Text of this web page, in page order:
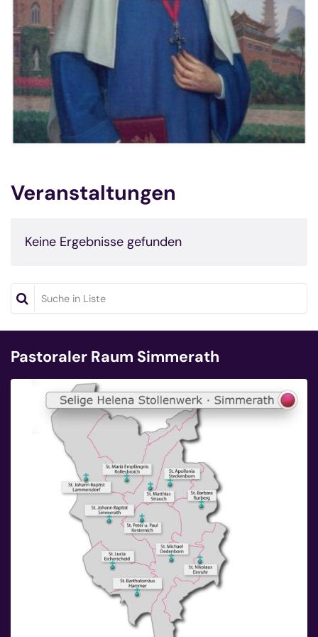
Veranstaltungen
Keine Ergebnisse gefunden
Suche in Liste
Pastoraler Raum Simmerath